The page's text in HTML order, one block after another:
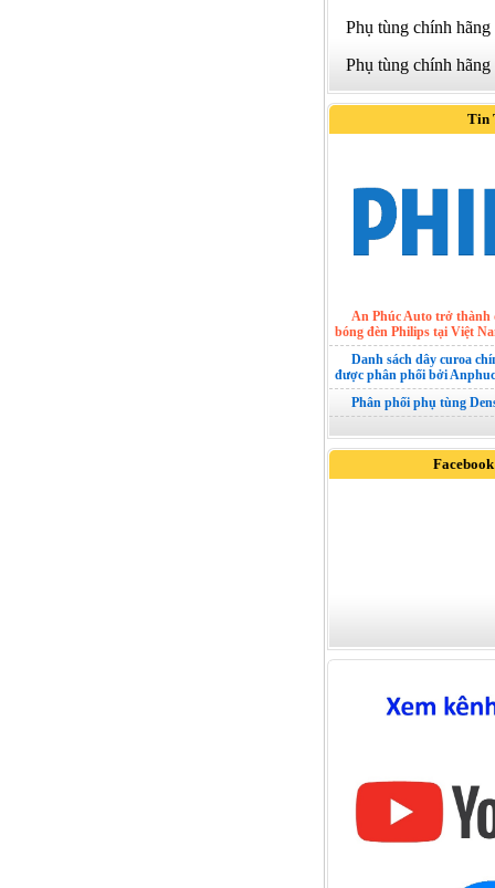
Phụ tùng chính hãng
Phụ tùng chính hãng
Tin
An Phúc Auto trở thành
bóng đèn Philips tại Việt
Danh sách dây curoa
được phân phối bởi
Phân phối phụ tùng